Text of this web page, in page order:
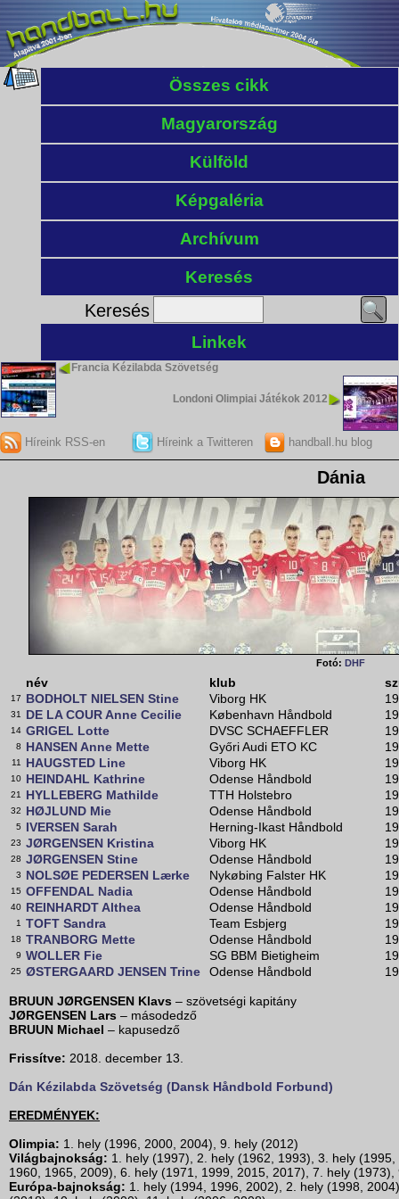
Összes cikk
Magyarország
Külföld
Képgaléria
Archívum
Keresés
Keresés
Linkek
Francia Kézilabda Szövetség
Londoni Olimpiai Játékok 2012
Híreink RSS-en Híreink a Twitteren handball.hu blog
Dánia
Fotó: DHF
név klub
17 BODHOLT NIELSEN Stine Viborg HK
31 DE LA COUR Anne Cecilie København Håndbold
14 GRIGEL Lotte DVSC SCHAEFFLER
8 HANSEN Anne Mette Győri Audi ETO KC
11 HAUGSTED Line Viborg HK
10 HEINDAHL Kathrine Odense Håndbold
21 HYLLEBERG Mathilde TTH Holstebro
32 HØJLUND Mie Odense Håndbold
5 IVERSEN Sarah Herning-Ikast Håndbold
23 JØRGENSEN Kristina Viborg HK
28 JØRGENSEN Stine Odense Håndbold
3 NOLSØE PEDERSEN Lærke Nykøbing Falster HK
15 OFFENDAL Nadia Odense Håndbold
40 REINHARDT Althea Odense Håndbold
1 TOFT Sandra Team Esbjerg
18 TRANBORG Mette Odense Håndbold
9 WOLLER Fie SG BBM Bietigheim
25 ØSTERGAARD JENSEN Trine Odense Håndbold
BRUUN JØRGENSEN Klavs – szövetségi kapitány
JØRGENSEN Lars – másodedző
BRUUN Michael – kapusedző
Frissítve: 2018. december 13.
Dán Kézilabda Szövetség (Dansk Håndbold Forbund)
EREDMÉNYEK:
Olimpia: 1. hely (1996, 2000, 2004), 9. hely (2012)
Világbajnokság: 1. hely (1997), 2. hely (1962, 1993), 3. hely
1960, 1965, 2009), 6. hely (1971, 1999, 2015, 2017), 7. hely
Európa-bajnokság: 1. hely (1994, 1996, 2002), 2. hely (1998,